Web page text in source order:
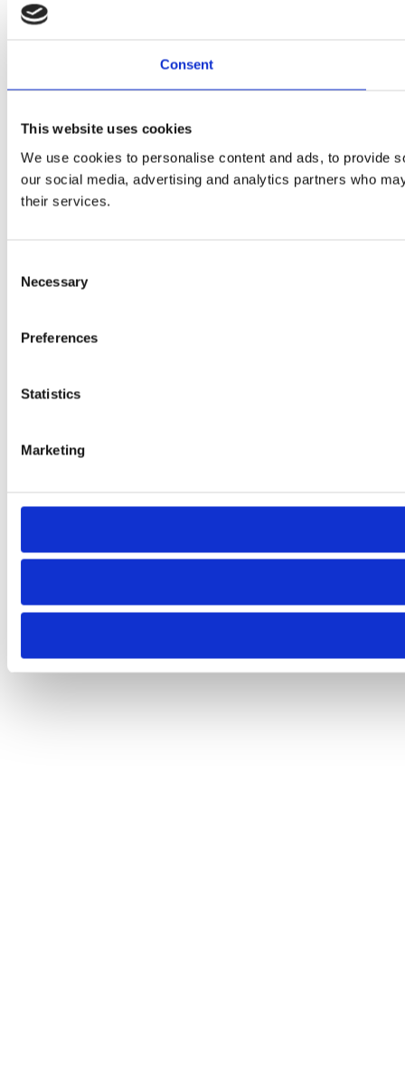
Consent
This website uses cookies
We use cookies to personalise content and ads, to provide
our social media, advertising and analytics partners who
their services.
Selection
Necessary
Preferences
Statistics
Marketing